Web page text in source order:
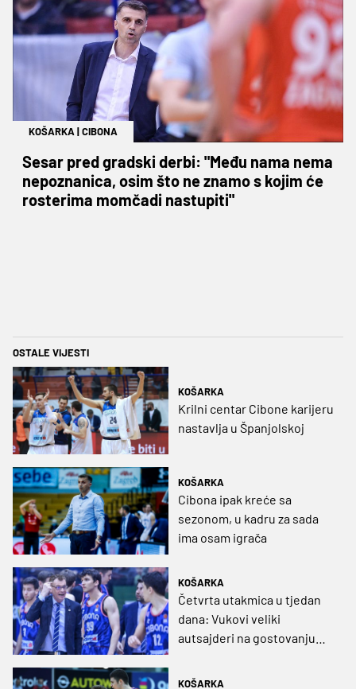
KOŠARKA |CIBONA
Sesar pred gradski derbi: "Među nama nema
nepoznanica, osim što ne znamo s kojim će
rosterima momčadi nastupiti"
OSTALE VIJESTI
KOŠARKA
Krilni centar Cibone karijeru
nastavlja u Španjolskoj
KOŠARKA
Cibona ipak kreće sa
sezonom, u kadru za sada
ima osam igrača
KOŠARKA
Četvrta utakmica u tjedan
dana: Vukovi veliki
autsajderi na gostovanju
KOŠARKA